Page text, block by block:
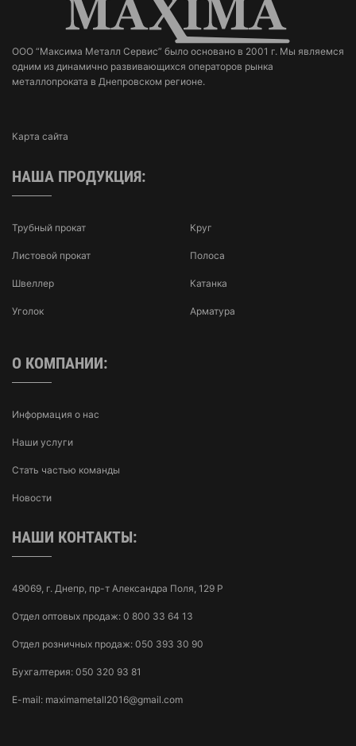
ООО “Максима Металл Сервис” было основано в 2001 г. Мы являемся
одним из динамично развивающихся операторов рынка
металлопроката в Днепровском регионе.
Карта сайта
НАША ПРОДУКЦИЯ:
Трубный прокат
Листовой прокат
Швеллер
Уголок
Круг
Полоса
Катанка
Арматура
О КОМПАНИИ:
Информация о нас
Наши услуги
Стать частью команды
Новости
НАШИ КОНТАКТЫ:
49069, г. Днепр, пр-т Александра Поля, 129 Р
Отдел оптовых продаж: 0 800 33 64 13
Отдел розничных продаж: 050 393 30 90
Бухгалтерия: 050 320 93 81
E-mail: maximametall2016@gmail.com